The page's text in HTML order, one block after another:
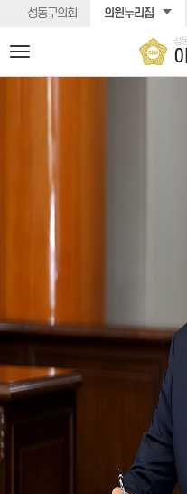
본문바로가기
성동구의회 의원누리집
성
전